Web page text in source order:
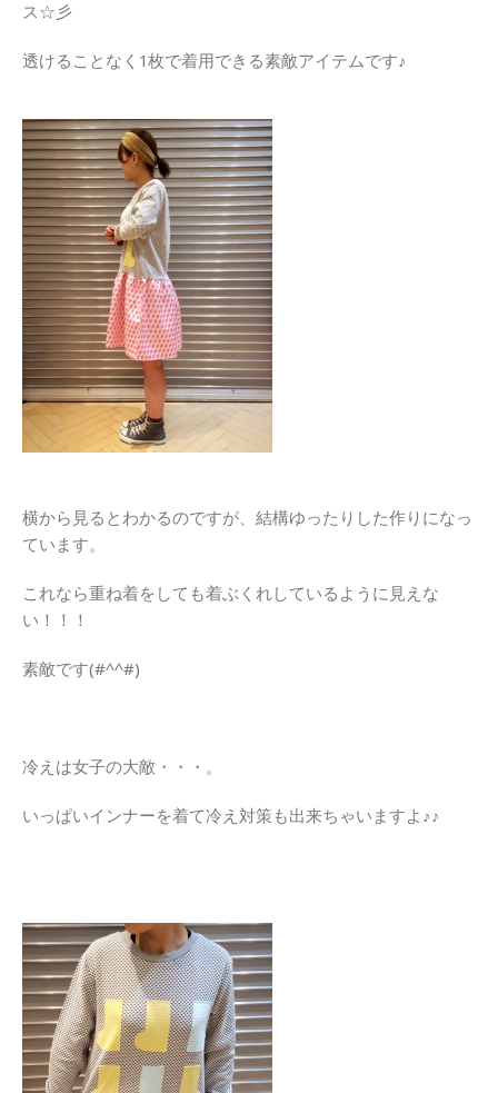
ス☆彡
透けることなく1枚で着用できる素敵アイテムです♪
横から見るとわかるのですが、結構ゆったりした作りになっ
ています。
これなら重ね着をしても着ぶくれしているように見えな
い！！！
素敵です(#^^#)
冷えは女子の大敵・・・。
いっぱいインナーを着て冷え対策も出来ちゃいますよ♪♪